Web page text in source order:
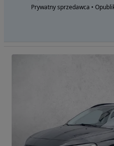
Prywatny sprzedawca •